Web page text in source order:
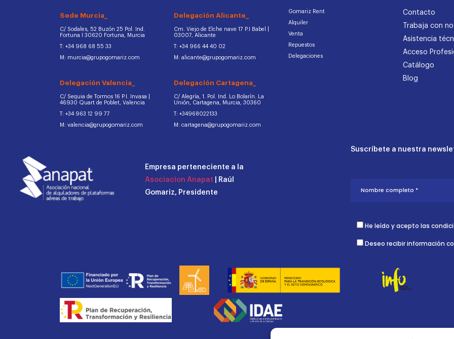
Sede Murcia_
C/ Sodales, 52 Buzón 25 Pol. Ind.
Fortuna I 30620 Fortuna, Murcia
T: +34 968 68 55 33
M: murcia@grupogomariz.com
Delegación Valencia_
C/ Sequia de Tormos 16 P.I. Invasa |
46930 Quart de Poblet, Valencia
T: +34 963 12 99 77
M: valencia@grupogomariz.com
Delegación Alicante_
Cm. Viejo de Elche nave 17 P.I Babel |
03007, Alicante
T: +34 966 44 40 02
M: alicante@grupogomariz.com
Delegación Cartagena_
C/ Alegría, 1. Pol. Ind. Lo Bolarín. La
Unión, Cartagena, Murcia, 30360
T: +34968022133
M: cartagena@grupogomariz.com
Gomariz Rent
Alquiler
Venta
Repuestos
Delegaciones
Contacto
Trabaja con
Asistencia
Acceso
Catálogo
Blog
Empresa perteneciente a la
Asociacion Anapat | Raúl
Gomariz, Presidente
Suscríbete a nuestra
He leído y acepto las
Deseo recibir información